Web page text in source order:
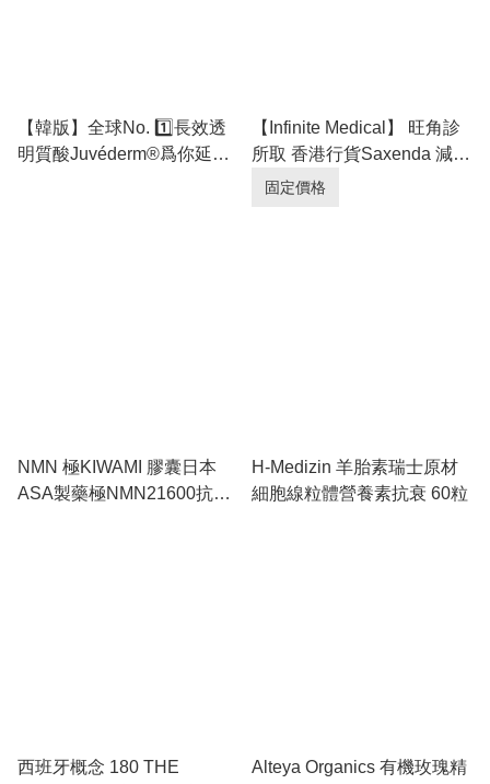
【韓版】全球No. 1️⃣長效透
明質酸Juvéderm®爲你延續
【Infinite Medical】 旺角診
所取 香港行貨Saxenda 減肥
筆減肥針｜買9送1🥰｜多位
固定價格
NMN 極KIWAMI 膠囊日本
ASA製藥極NMN21600抗
H-Medizin 羊胎素瑞士原材
細胞線粒體營養素抗衰 60粒
西班牙概念 180 THE
Alteya Organics 有機玫瑰精